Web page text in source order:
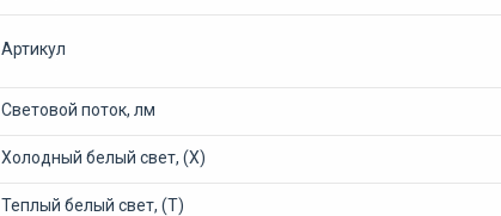
Артикул
Световой поток, лм
Холодный белый свет, (Х)
Теплый белый свет, (Т)